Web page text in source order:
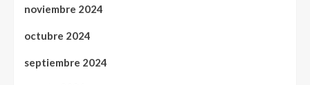
noviembre 2024
octubre 2024
septiembre 2024